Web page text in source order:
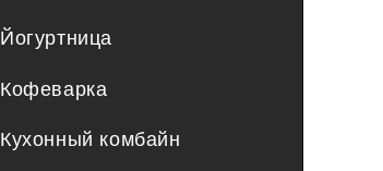
Йогуртница
Кофеварка
Кухонный комбайн